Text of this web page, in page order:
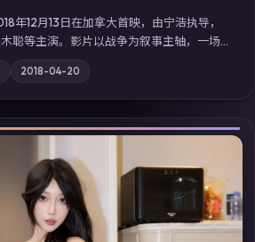
年12月13日在加拿大首映，由宁浩执导，
聪等主演。影片以战争为叙事主轴，一场
回的连锁反应；摄影与配乐强化地域气
产免费观看高清电视剧在线看」延展检索
高清在线追剧体验。
2018-04-20